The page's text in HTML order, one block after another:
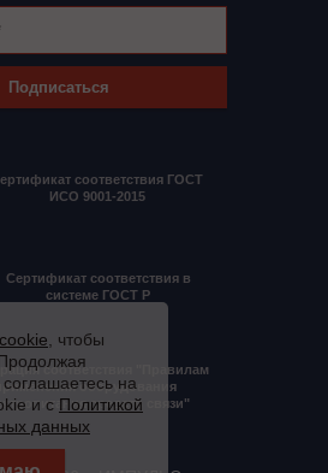
Подписаться
соответствия ГОСТ
ИСО 9001-2015
Сертификат соответствия в
системе ГОСТ Р
соответствия "Правилам
оборудования
средств связи"
cookie , чтобы
соглашаетесь на
и с Политикой
данных